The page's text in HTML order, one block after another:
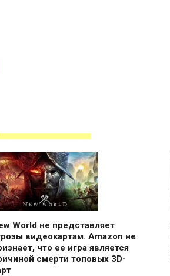
World не представляет
видеокартам. Amazon не
что ее игра является
смерти топовых 3D-